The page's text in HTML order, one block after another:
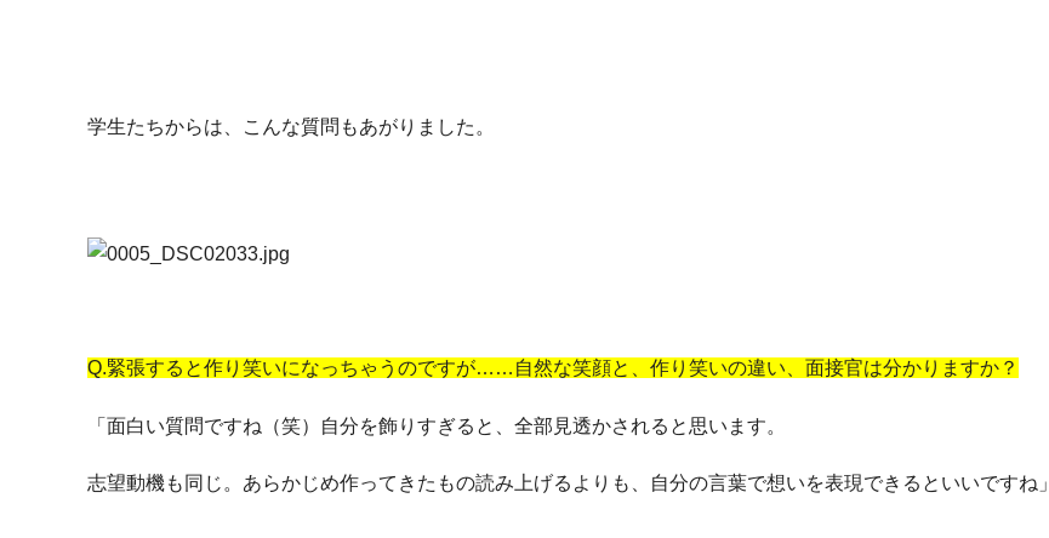
学生たちからは、こんな質問もあがりました。
Q.緊張すると作り笑いになっちゃうのですが……自然な笑顔と、作り笑いの違い、面接官は分かりますか？
「面白い質問ですね（笑）自分を飾りすぎると、全部見透かされると思います。
志望動機も同じ。あらかじめ作ってきたもの読み上げるよりも、自分の言葉で想いを表現できるといいですね」